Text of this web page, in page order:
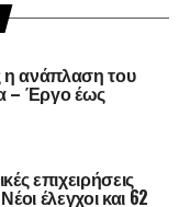
η ανάπλαση του
– Έργο έως
επιχειρήσεις
έλεγχοι και 62